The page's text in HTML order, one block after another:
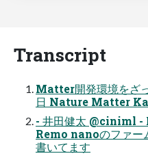
Transcript
Matter開発環境をざ
日 Nature Matter
- 井田健太 @ciniml
Remo nanoのファー
書いてます